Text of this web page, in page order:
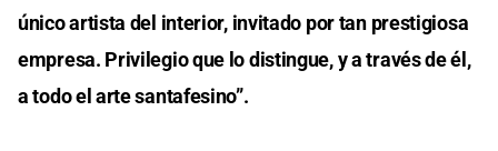
único artista del interior, invitado por tan prestigiosa
empresa. Privilegio que lo distingue, y a través de él,
a todo el arte santafesino”.